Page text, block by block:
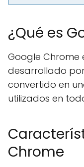
¿Qué es
Google Chrome
desarrollado
convertido en
utilizados en
Chrome